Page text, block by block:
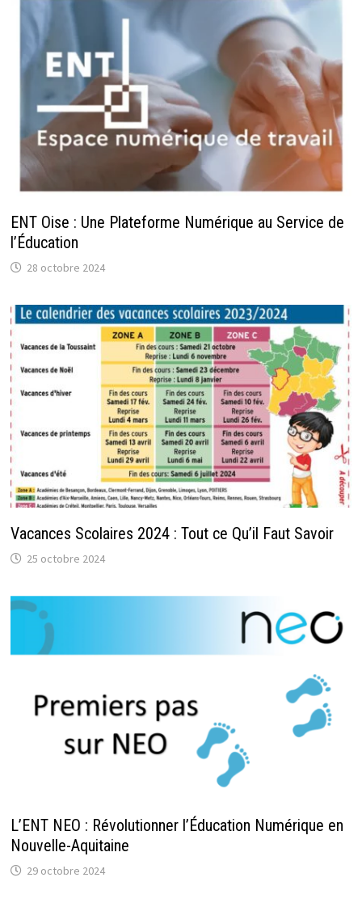
ENT Oise : Une Plateforme Numérique au Service de
l’Éducation
28 octobre 2024
Vacances Scolaires 2024 : Tout ce Qu’il Faut Savoir
25 octobre 2024
L’ENT NEO : Révolutionner l’Éducation Numérique en
Nouvelle-Aquitaine
29 octobre 2024